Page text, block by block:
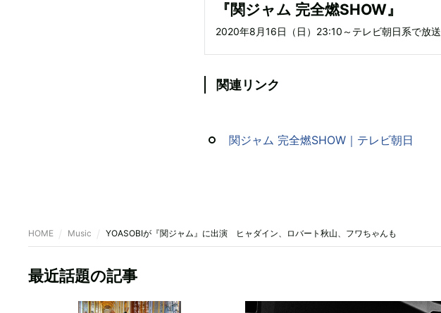
『関ジャム 完全燃SHOW』
2020年8月16日（日）23:10～テレビ朝日系で放送
関連リンク
関ジャム 完全燃SHOW｜テレビ朝日
HOME Music YOASOBIが『関ジャム』に出演 ヒャダイン、ロバート秋山、フワちゃんも
最近話題の記事